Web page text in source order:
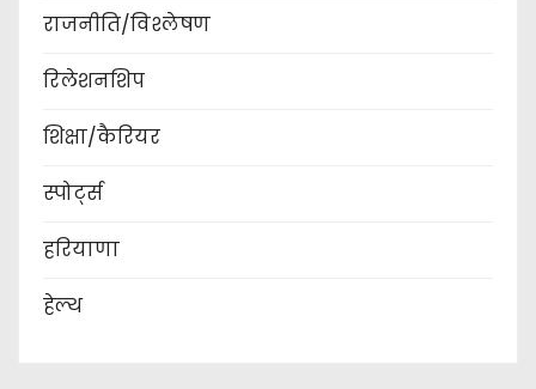
राजनीति/विश्लेषण
रिलेशनशिप
शिक्षा/कैरियर
स्पोर्ट्स
हरियाणा
हेल्थ